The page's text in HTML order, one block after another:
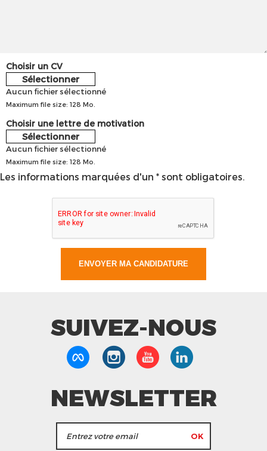
Choisir un CV
Sélectionner
Aucun fichier sélectionné
Maximum file size: 128 Mo.
Choisir une lettre de motivation
Sélectionner
Aucun fichier sélectionné
Maximum file size: 128 Mo.
Les informations marquées d'un * sont obligatoires.
SUIVEZ-NOUS
NEWSLETTER